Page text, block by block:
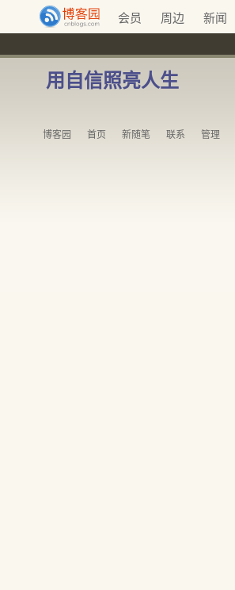
会员 周边 新闻
用自信照亮人生
博客园 首页 新随笔 联系 管理